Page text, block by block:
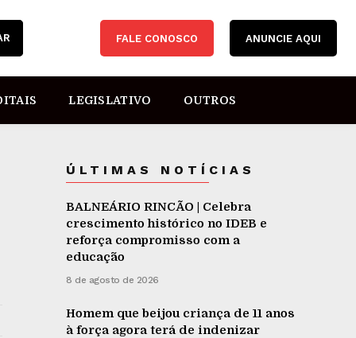
FALE CONOSCO ANUNCIE AQUI
LEGISLATIVO OUTROS
ÚLTIMAS NOTÍCIAS
BALNEÁRIO RINCÃO | Celebra
crescimento histórico no IDEB e
reforça compromisso com a
educação
8 de agosto de 2026
Homem que beijou criança de 11 anos
à força agora terá de indenizar